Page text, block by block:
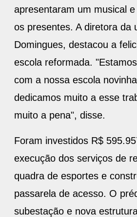
apresentaram um musical
os presentes. A diretora da
Domingues, destacou a
escola reformada.
com a nossa escola
dedicamos muito a esse
muito a pena", disse.
Foram investidos R$
execução dos serviços de
quadra de esportes e
passarela de acesso. O
subestação e nova